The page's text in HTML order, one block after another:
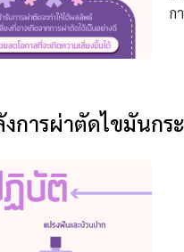
ก
การผ่าตัดไขมันกร